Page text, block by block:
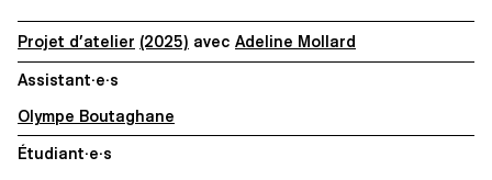
Projet d’atelier (2025) avec Adeline Mollard
Assistant·e·s
Olympe Boutaghane
Étudiant·e·s